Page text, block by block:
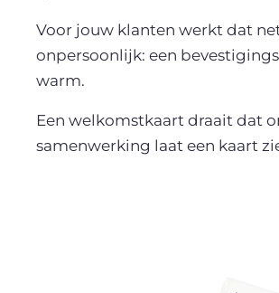
Voor jouw klanten werkt dat
onpersoonlijk: een
warm.
Een welkomstkaart draait dat
samenwerking laat een kaart